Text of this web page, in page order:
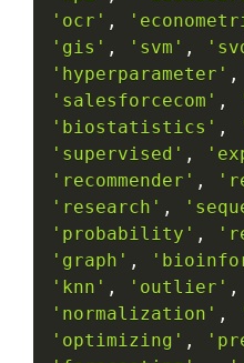
'ocr' ,
'gis' , 'svm' ,
'hyperparameter' ,
'salesforcecom' ,
'biostatistics' ,
'supervised' ,
'recommender' ,
'research' ,
'probability' ,
'graph' ,
'knn' , 'outlier' ,
'normalization' ,
'optimizing' ,